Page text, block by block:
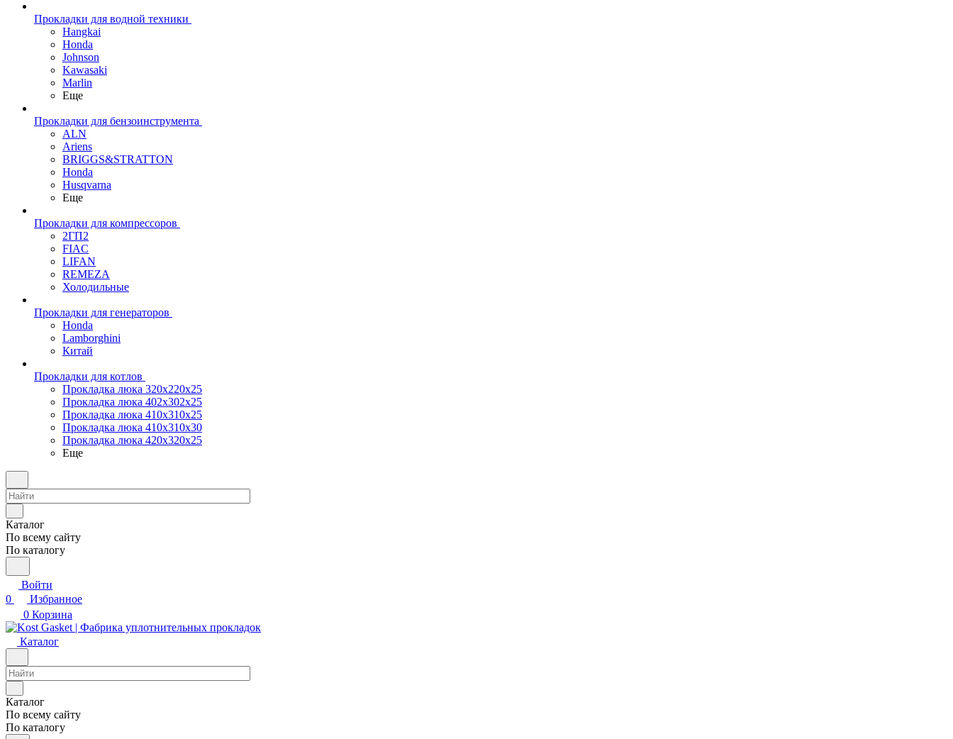
Прокладки для водной техники
Hangkai
Honda
Johnson
Kawasaki
Marlin
Еще
Прокладки для бензоинструмента
ALN
Ariens
BRIGGS&STRATTON
Honda
Husqvarna
Еще
Прокладки для компрессоров
2ГП2
FIAC
LIFAN
REMEZA
Холодильные
Прокладки для генераторов
Honda
Lamborghini
Китай
Прокладки для котлов
Прокладка люка 320x220x25
Прокладка люка 402x302x25
Прокладка люка 410x310x25
Прокладка люка 410х310х30
Прокладка люка 420x320x25
Еще
Каталог
По всему сайту
По каталогу
Войти
0
Избранное
0 Корзина
Каталог
Каталог
По всему сайту
По каталогу